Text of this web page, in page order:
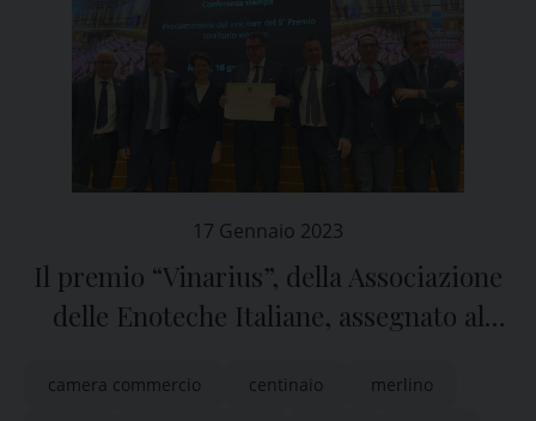
17 Gennaio 2023
Il premio “Vinarius”, della Associazione
delle Enoteche Italiane, assegnato al
camera commercio centinaio merlino